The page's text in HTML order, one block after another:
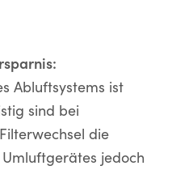
Abluftsystems ist
sind bei
die
jedoch